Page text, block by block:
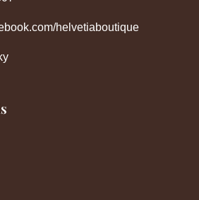
helvetiaboutique